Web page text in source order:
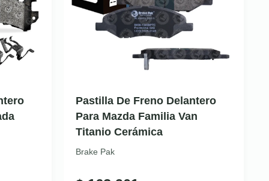
Pastilla De Freno Delantero
Para Mazda Familia Van
Titanio Cerámica
Brake Pak